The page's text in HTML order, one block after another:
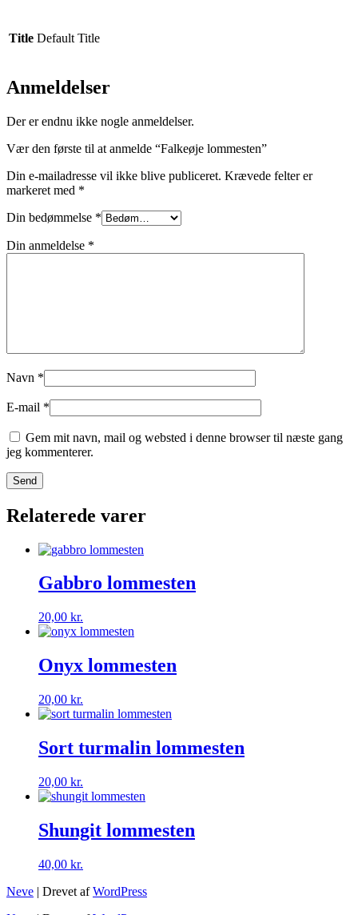
Title Default Title
Anmeldelser
Der er endnu ikke nogle anmeldelser.
Vær den første til at anmelde “Falkeøje lommesten”
Din e-mailadresse vil ikke blive publiceret. Krævede felter er
markeret med *
Din bedømmelse *
Din anmeldelse *
Navn *
E-mail *
Gem mit navn, mail og websted i denne browser til næste gang
jeg kommenterer.
Relaterede varer
Gabbro lommesten
20,00 kr.
Onyx lommesten
20,00 kr.
Sort turmalin lommesten
20,00 kr.
Shungit lommesten
40,00 kr.
Neve | Drevet afWordPress